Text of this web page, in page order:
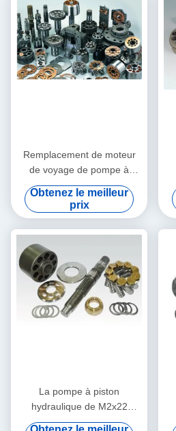
Remplacement de moteur
de voyage de pompe à
piston de pièces de pompe
hydraulique de l'excavatrice
M2x120
Obtenez le meilleur
prix
La pompe à piston
hydraulique de M2x22
Kawasaki partie MX250